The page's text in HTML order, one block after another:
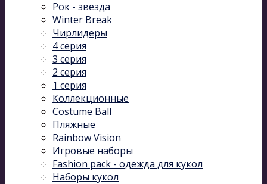
Рок - звезда
Winter Break
Чирлидеры
4 серия
3 серия
2 серия
1 серия
Коллекционные
Costume Ball
Пляжные
Rainbow Vision
Игровые наборы
Fashion pack - одежда для кукол
Наборы кукол